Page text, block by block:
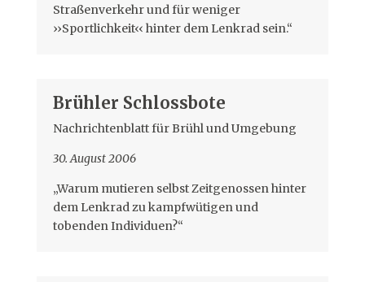
Straßenverkehr und für weniger
››Sportlichkeit‹‹ hinter dem Lenkrad sein.“
Brühler Schlossbote
Nachrichtenblatt für Brühl und Umgebung
30. August 2006
„Warum mutieren selbst Zeitgenossen hinter
dem Lenkrad zu kampfwütigen und
tobenden Individuen?“